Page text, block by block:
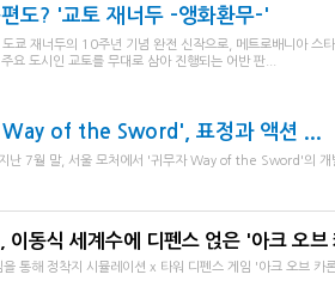
도? '교토 재너두 -앵화환무-'
쿄 재너두의 10주년 기념 완전 신작으로, 메트로배니아 스
요 도시인 교토를 무대로 삼아 진행되는 어반 판...
Way of the Sword', 표정과 액션 ...
난 7월 말, 서울 모처에서 '귀무자 Way of the Sword'의 개
이동식 세계수에 디펜스 얹은 '아크 오브
을 통해 정착지 시뮬레이션 x 타워 디펜스 게임 '아크 오브